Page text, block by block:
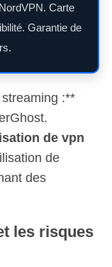
Carte
Garantie de
:**
de vpn
de
des
les risques